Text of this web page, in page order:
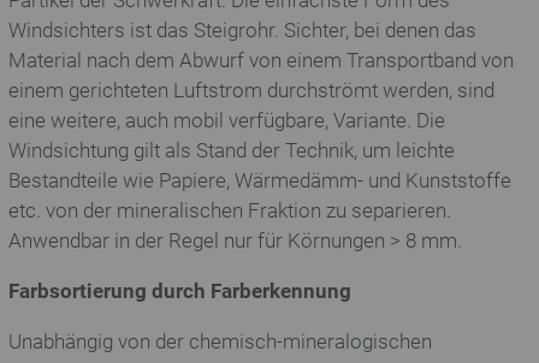
Windsichters ist das Steigrohr. Sichter, bei denen das
Material nach dem Abwurf von einem Transportband von
einem gerichteten Luftstrom durchströmt werden, sind
eine weitere, auch mobil verfügbare, Variante. Die
Windsichtung gilt als Stand der Technik, um leichte
Bestandteile wie Papiere, Wärmedämm- und Kunststoffe
etc. von der mineralischen Fraktion zu separieren.
Anwendbar in der Regel nur für Körnungen > 8 mm.
Farbsortierung durch Farberkennung
Unabhängig von der chemisch-mineralogischen